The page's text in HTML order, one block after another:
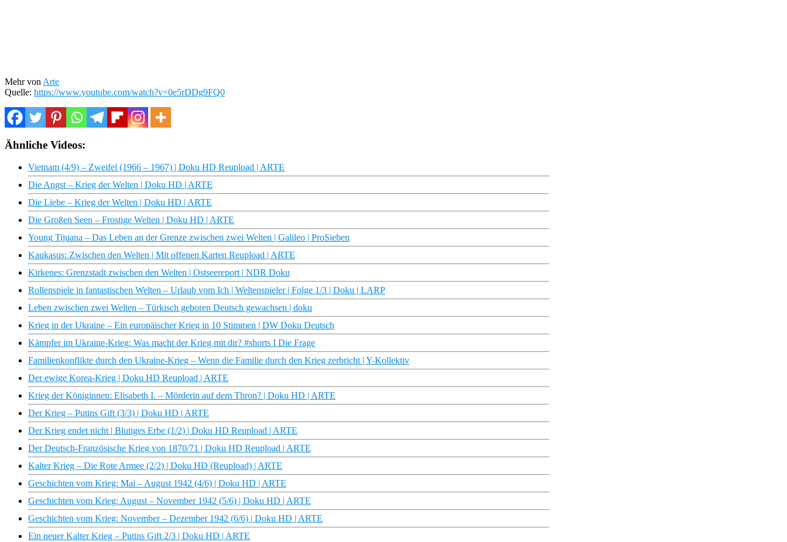
Mehr von Arte
Quelle: https://www.youtube.com/watch?v=0e5rDDg9FQ0
Ähnliche Videos:
Vietnam (4/9) – Zweifel (1966 – 1967) | Doku HD Reupload | ARTE
Die Angst – Krieg der Welten | Doku HD | ARTE
Die Liebe – Krieg der Welten | Doku HD | ARTE
Die Großen Seen – Frostige Welten | Doku HD | ARTE
Young Tijuana – Das Leben an der Grenze zwischen zwei Welten | Galileo | ProSieben
Kaukasus: Zwischen den Welten | Mit offenen Karten Reupload | ARTE
Kirkenes: Grenzstadt zwischen den Welten | Ostseereport | NDR Doku
Rollenspiele in fantastischen Welten – Urlaub vom Ich | Weltenspieler | Folge 1/3 | Doku | LARP
Leben zwischen zwei Welten – Türkisch geboren Deutsch gewachsen | doku
Krieg in der Ukraine – Ein europäischer Krieg in 10 Stimmen | DW Doku Deutsch
Kämpfer im Ukraine-Krieg: Was macht der Krieg mit dir? #shorts I Die Frage
Familienkonflikte durch den Ukraine-Krieg – Wenn die Familie durch den Krieg zerbricht | Y-Kollektiv
Der ewige Korea-Krieg | Doku HD Reupload | ARTE
Krieg der Königinnen: Elisabeth I. – Mörderin auf dem Thron? | Doku HD | ARTE
Der Krieg – Putins Gift (3/3) | Doku HD | ARTE
Der Krieg endet nicht | Blutiges Erbe (1/2) | Doku HD Reupload | ARTE
Der Deutsch-Französische Krieg von 1870/71 | Doku HD Reupload | ARTE
Kalter Krieg – Die Rote Armee (2/2) | Doku HD (Reupload) | ARTE
Geschichten vom Krieg: Mai – August 1942 (4/6) | Doku HD | ARTE
Geschichten vom Krieg: August – November 1942 (5/6) | Doku HD | ARTE
Geschichten vom Krieg: November – Dezember 1942 (6/6) | Doku HD | ARTE
Ein neuer Kalter Krieg – Putins Gift 2/3 | Doku HD | ARTE